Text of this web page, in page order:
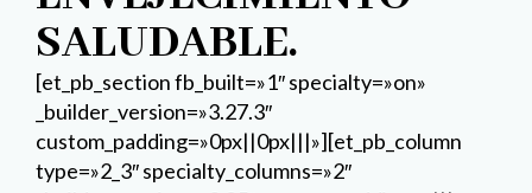
SALUDABLE.
[et_pb_section fb_built=»1″ specialty=»on»
_builder_version=»3.27.3″
custom_padding=»0px||0px|||»][et_pb_column
type=»2_3″ specialty_columns=»2″